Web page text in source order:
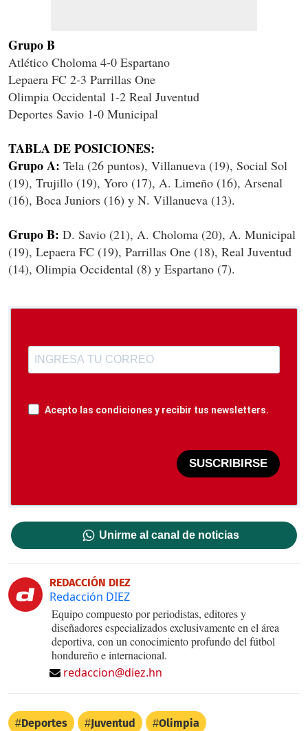
Grupo B
Atlético Choloma 4-0 Espartano
Lepaera FC 2-3 Parrillas One
Olimpia Occidental 1-2 Real Juventud
Deportes Savio 1-0 Municipal
TABLA DE POSICIONES:
Grupo A: Tela (26 puntos), Villanueva (19), Social Sol
(19), Trujillo (19), Yoro (17), A. Limeño (16), Arsenal
(16), Boca Juniors (16) y N. Villanueva (13).
Grupo B: D. Savio (21), A. Choloma (20), A. Municipal
(19), Lepaera FC (19), Parrillas One (18), Real Juventud
(14), Olimpia Occidental (8) y Espartano (7).
Acepto las condiciones y recibir tus newsletters.
SUSCRIBIRSE
Unirme al canal de noticias
REDACCIÓN DIEZ
Redacción DIEZ
Equipo compuesto por periodistas, editores y
diseñadores especializados exclusivamente en el área
deportiva, con un conocimiento profundo del fútbol
hondureño e internacional.
redaccion@diez.hn
Deportes Juventud Olimpia